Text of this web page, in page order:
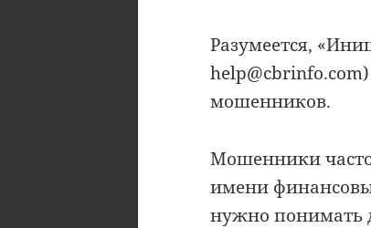
Разумеется,
мошенников.
Мошенники
имени
нужно понимать